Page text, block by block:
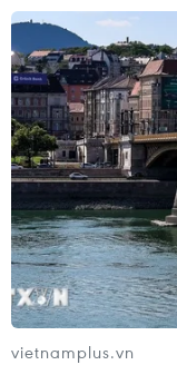
vietnamplus.vn